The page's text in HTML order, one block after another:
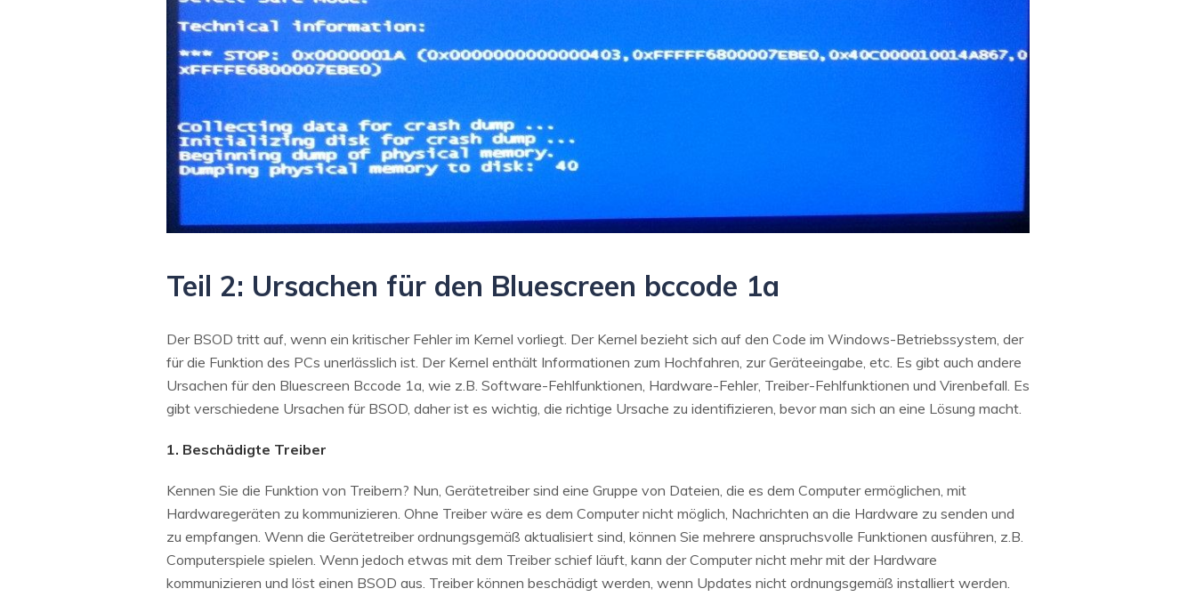
Teil 2: Ursachen für den Bluescreen bccode 1a
Der BSOD tritt auf, wenn ein kritischer Fehler im Kernel vorliegt. Der Kernel bezieht sich auf den Code im Windows-Betriebssystem, der
für die Funktion des PCs unerlässlich ist. Der Kernel enthält Informationen zum Hochfahren, zur Geräteeingabe, etc. Es gibt auch andere
Ursachen für den Bluescreen Bccode 1a, wie z.B. Software-Fehlfunktionen, Hardware-Fehler, Treiber-Fehlfunktionen und Virenbefall. Es
gibt verschiedene Ursachen für BSOD, daher ist es wichtig, die richtige Ursache zu identifizieren, bevor man sich an eine Lösung macht.
1. Beschädigte Treiber
Kennen Sie die Funktion von Treibern? Nun, Gerätetreiber sind eine Gruppe von Dateien, die es dem Computer ermöglichen, mit
Hardwaregeräten zu kommunizieren. Ohne Treiber wäre es dem Computer nicht möglich, Nachrichten an die Hardware zu senden und
zu empfangen. Wenn die Gerätetreiber ordnungsgemäß aktualisiert sind, können Sie mehrere anspruchsvolle Funktionen ausführen, z.B.
Computerspiele spielen. Wenn jedoch etwas mit dem Treiber schief läuft, kann der Computer nicht mehr mit der Hardware
kommunizieren und löst einen BSOD aus. Treiber können beschädigt werden, wenn Updates nicht ordnungsgemäß installiert werden.